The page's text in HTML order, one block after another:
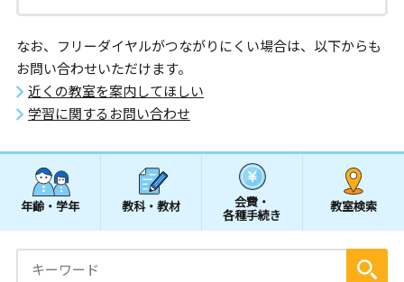
なお、フリーダイヤルがつながりにくい場合は、以下からも
お問い合わせいただけます。
近くの教室を案内してほしい
学習に関するお問い合わせ
年齢・学年 教科・教材 会費・
各種手続き
教室検索